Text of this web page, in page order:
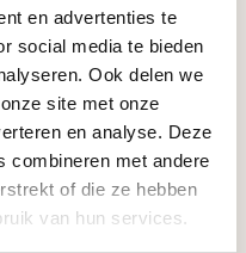
en advertenties te
social media te bieden
Ook delen we
site met onze
en analyse. Deze
combineren met andere
of die ze hebben
van hun services.